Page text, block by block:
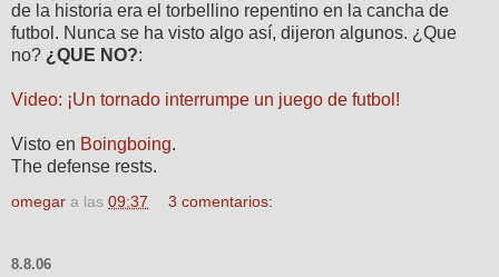
de la historia era el torbellino repentino en la cancha de
futbol. Nunca se ha visto algo así, dijeron algunos. ¿Que
no? ¿QUE NO?:
Video: ¡Un tornado interrumpe un juego de futbol!
Visto en Boingboing.
The defense rests.
omegar a las 09:37 3 comentarios:
8.8.06